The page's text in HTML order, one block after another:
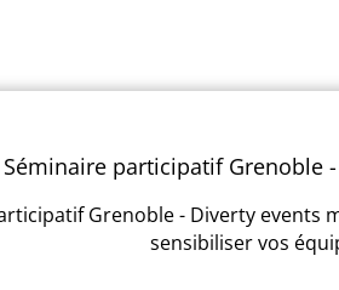
Séminaire participatif Grenoble
Grenoble - Diverty
sensibiliser vos